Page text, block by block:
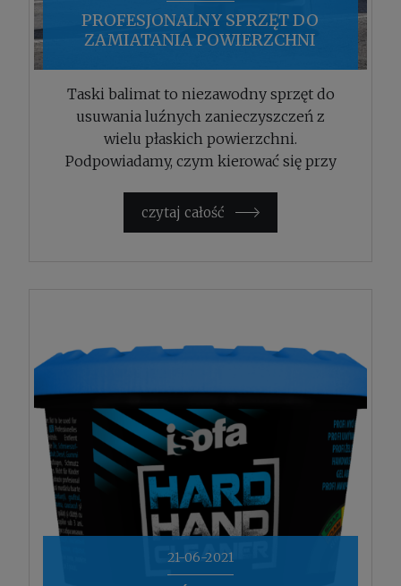
PROFESJONALNY SPRZĘT DO
ZAMIATANIA POWIERZCHNI
Taski balimat to niezawodny sprzęt do
usuwania luźnych zanieczyszczeń z
wielu płaskich powierzchni.
Podpowiadamy, czym kierować się przy
czytaj całość »
21-06-2021